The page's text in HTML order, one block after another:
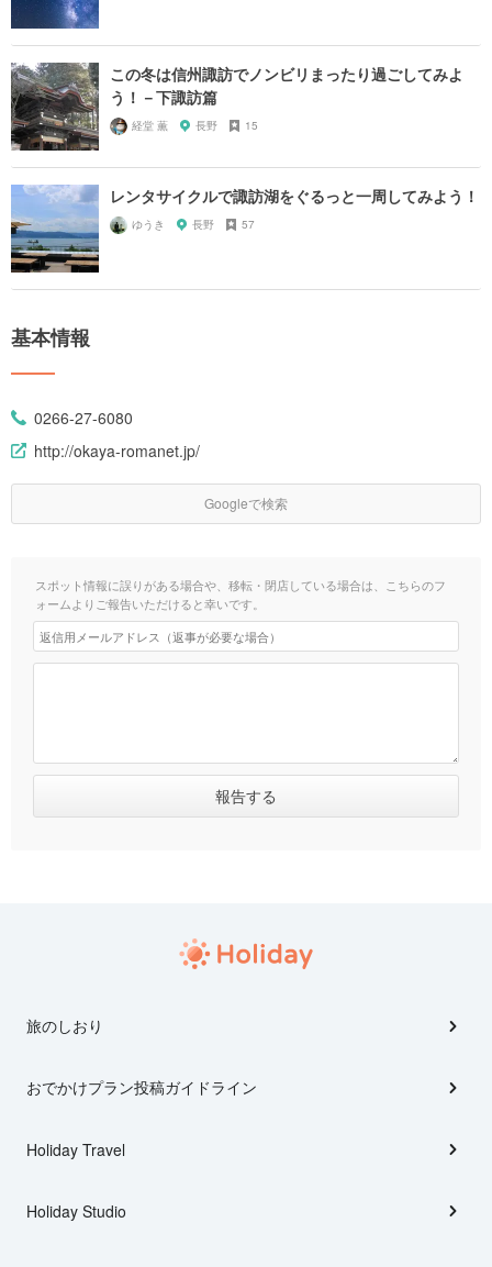
この冬は信州諏訪でノンビリまったり過ごしてみよ
う！－下諏訪篇
経堂 薫 長野 15
レンタサイクルで諏訪湖をぐるっと一周してみよう！
ゆうき 長野 57
基本情報
0266-27-6080
http://okaya-romanet.jp/
Googleで検索
スポット情報に誤りがある場合や、移転・閉店している場合は、こちらのフ
ォームよりご報告いただけると幸いです。
旅のしおり
おでかけプラン投稿ガイドライン
Holiday Travel
Holiday Studio